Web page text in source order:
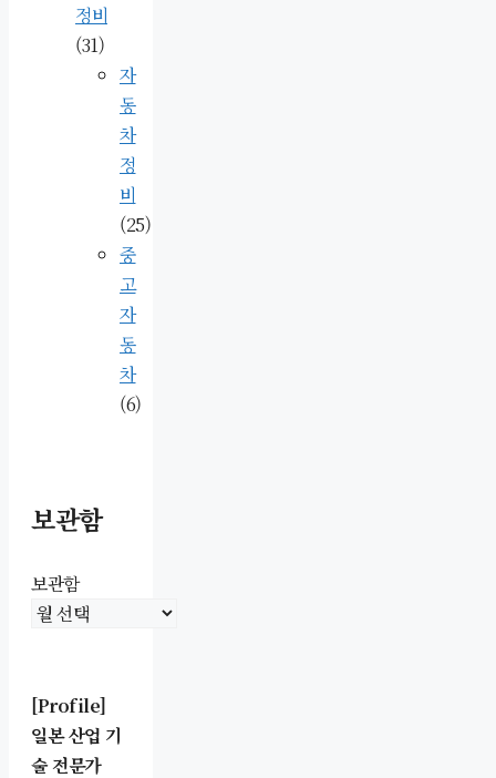
정비
(31)
자
동
차
정
비
(25)
중
고
자
동
차
(6)
보관함
보관함
[Profile]
일본 산업 기
술 전문가